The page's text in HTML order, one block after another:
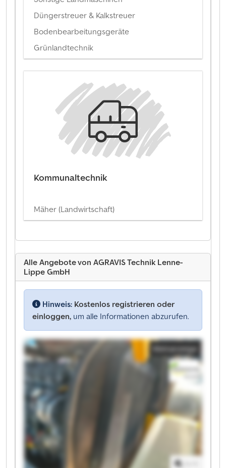
Düngerstreuer & Kalkstreuer
Bodenbearbeitungsgeräte
Grünlandtechnik
Kommunaltechnik
Mäher (Landwirtschaft)
Alle Angebote von AGRAVIS Technik Lenne-
Lippe GmbH
Hinweis: Kostenlos registrieren oder
einloggen, um alle Informationen abzurufen.
Kleinanzeige